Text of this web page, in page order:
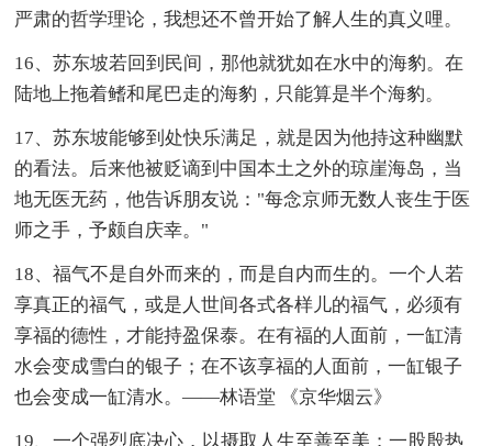
严肃的哲学理论，我想还不曾开始了解人生的真义哩。
16、苏东坡若回到民间，那他就犹如在水中的海豹。在
陆地上拖着鳍和尾巴走的海豹，只能算是半个海豹。
17、苏东坡能够到处快乐满足，就是因为他持这种幽默
的看法。后来他被贬谪到中国本土之外的琼崖海岛，当
地无医无药，他告诉朋友说："每念京师无数人丧生于医
师之手，予颇自庆幸。"
18、福气不是自外而来的，而是自内而生的。一个人若
享真正的福气，或是人世间各式各样儿的福气，必须有
享福的德性，才能持盈保泰。在有福的人面前，一缸清
水会变成雪白的银子；在不该享福的人面前，一缸银子
也会变成一缸清水。——林语堂 《京华烟云》
19、一个强烈底决心，以摄取人生至善至美；一股殷热